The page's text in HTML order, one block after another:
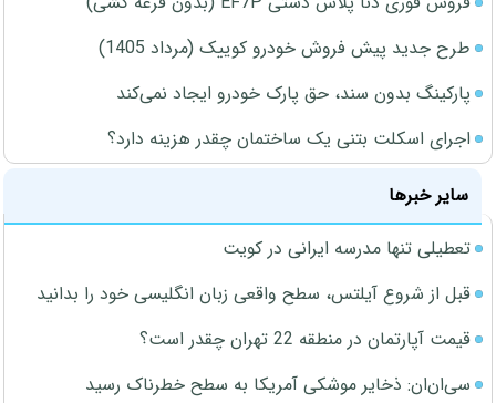
طرح جدید پیش فروش خودرو کوییک (مرداد 1405)
پارکینگ بدون سند، حق پارک خودرو ایجاد نمی‌کند
اجرای اسکلت بتنی یک ساختمان چقدر هزینه دارد؟
سایر خبرها
تعطیلی تنها مدرسه ایرانی در کویت
قبل از شروع آیلتس، سطح واقعی زبان انگلیسی خود را بدانید
قیمت آپارتمان در منطقه 22 تهران چقدر است؟
سی‌ان‌ان: ذخایر موشکی آمریکا به سطح خطرناک رسید